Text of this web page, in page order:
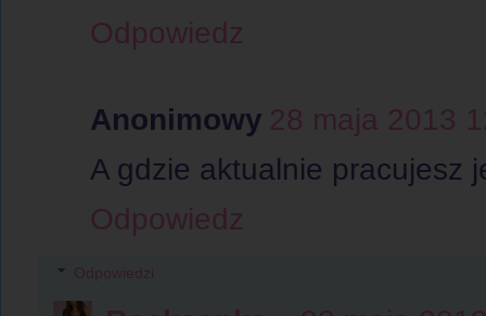
Odpowiedz
Anonimowy 28 maja 2013
A gdzie aktualnie pracujesz
Odpowiedz
Odpowiedzi